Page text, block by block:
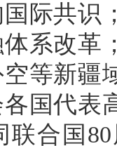
际共识
系改革
等新疆
国代表
联合国